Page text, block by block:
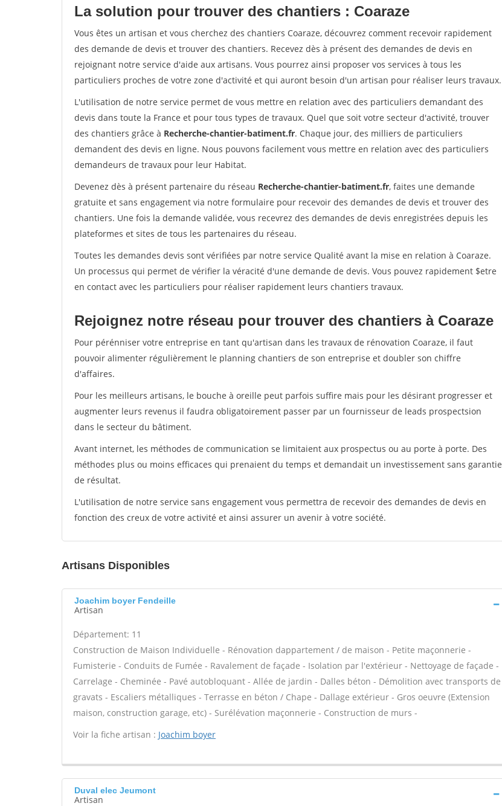
La solution pour trouver des chantiers : Coaraze
Vous êtes un artisan et vous cherchez des chantiers Coaraze, découvrez comment recevoir rapidement
des demande de devis et trouver des chantiers. Recevez dès à présent des demandes de devis en
rejoignant notre service d'aide aux artisans. Vous pourrez ainsi proposer vos services à tous les
particuliers proches de votre zone d'activité et qui auront besoin d'un artisan pour réaliser leurs travaux.
L'utilisation de notre service permet de vous mettre en relation avec des particuliers demandant des
devis dans toute la France et pour tous types de travaux. Quel que soit votre secteur d'activité, trouver
des chantiers grâce à Recherche-chantier-batiment.fr. Chaque jour, des milliers de particuliers
demandent des devis en ligne. Nous pouvons facilement vous mettre en relation avec des particuliers
demandeurs de travaux pour leur Habitat.
Devenez dès à présent partenaire du réseau Recherche-chantier-batiment.fr, faites une demande
gratuite et sans engagement via notre formulaire pour recevoir des demandes de devis et trouver des
chantiers. Une fois la demande validée, vous recevrez des demandes de devis enregistrées depuis les
plateformes et sites de tous les partenaires du réseau.
Toutes les demandes devis sont vérifiées par notre service Qualité avant la mise en relation à Coaraze.
Un processus qui permet de vérifier la véracité d'une demande de devis. Vous pouvez rapidement $etre
en contact avec les particuliers pour réaliser rapidement leurs chantiers travaux.
Rejoignez notre réseau pour trouver des chantiers à Coaraze
Pour pérénniser votre entreprise en tant qu'artisan dans les travaux de rénovation Coaraze, il faut
pouvoir alimenter régulièrement le planning chantiers de son entreprise et doubler son chiffre
d'affaires.
Pour les meilleurs artisans, le bouche à oreille peut parfois suffire mais pour les désirant progresser et
augmenter leurs revenus il faudra obligatoirement passer par un fournisseur de leads prospectsion
dans le secteur du bâtiment.
Avant internet, les méthodes de communication se limitaient aux prospectus ou au porte à porte. Des
méthodes plus ou moins efficaces qui prenaient du temps et demandait un investissement sans garantie
de résultat.
L'utilisation de notre service sans engagement vous permettra de recevoir des demandes de devis en
fonction des creux de votre activité et ainsi assurer un avenir à votre société.
Artisans Disponibles
Joachim boyer Fendeille
Artisan
Département: 11
Construction de Maison Individuelle - Rénovation dappartement / de maison - Petite maçonnerie -
Fumisterie - Conduits de Fumée - Ravalement de façade - Isolation par l'extérieur - Nettoyage de façade -
Carrelage - Cheminée - Pavé autobloquant - Allée de jardin - Dalles béton - Démolition avec transports de
gravats - Escaliers métalliques - Terrasse en béton / Chape - Dallage extérieur - Gros oeuvre (Extension
maison, construction garage, etc) - Surélévation maçonnerie - Construction de murs -
Voir la fiche artisan : Joachim boyer
Duval elec Jeumont
Artisan